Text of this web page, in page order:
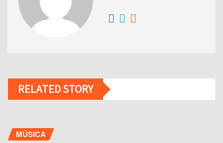
RELATED STORY
MÚSICA